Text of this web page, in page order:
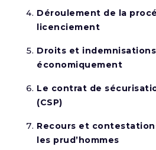
Déroulement de la
licenciement
Droits et
économiquement
Le contrat de
(CSP)
Recours et
les prud’hommes